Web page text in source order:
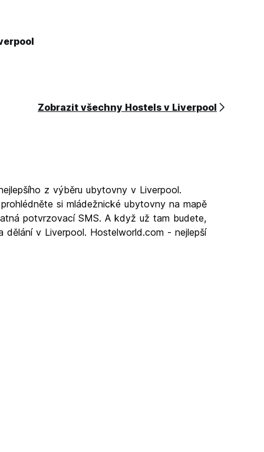
Zobrazit všechny Hostels v Liverpool
z výběru ubytovny v Liverpool.
si mládežnické ubytovny na mapě
potvrzovací SMS. A když už tam budete,
v Liverpool. Hostelworld.com - nejlepší